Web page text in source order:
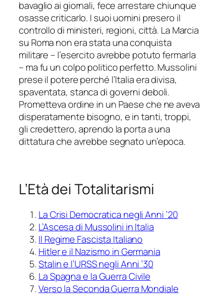
bavaglio ai giornali, fece arrestare chiunque
osasse criticarlo. I suoi uomini presero il
controllo di ministeri, regioni, città. La Marcia
su Roma non era stata una conquista
militare – l’esercito avrebbe potuto fermarla
– ma fu un colpo politico perfetto. Mussolini
prese il potere perché l’Italia era divisa,
spaventata, stanca di governi deboli.
Prometteva ordine in un Paese che ne aveva
disperatamente bisogno, e in tanti, troppi,
gli credettero, aprendo la porta a una
dittatura che avrebbe segnato un’epoca.
L’Età dei Totalitarismi
La Crisi Democratica negli Anni ’20
L’Ascesa di Mussolini in Italia
Il Regime Fascista Italiano
Hitler e il Nazismo in Germania
Stalin e l’URSS negli Anni ’30
La Spagna e la Guerra Civile
Verso la Seconda Guerra Mondiale